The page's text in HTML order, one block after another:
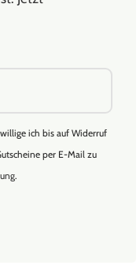
ich bis auf Widerruf
per E-Mail zu
.